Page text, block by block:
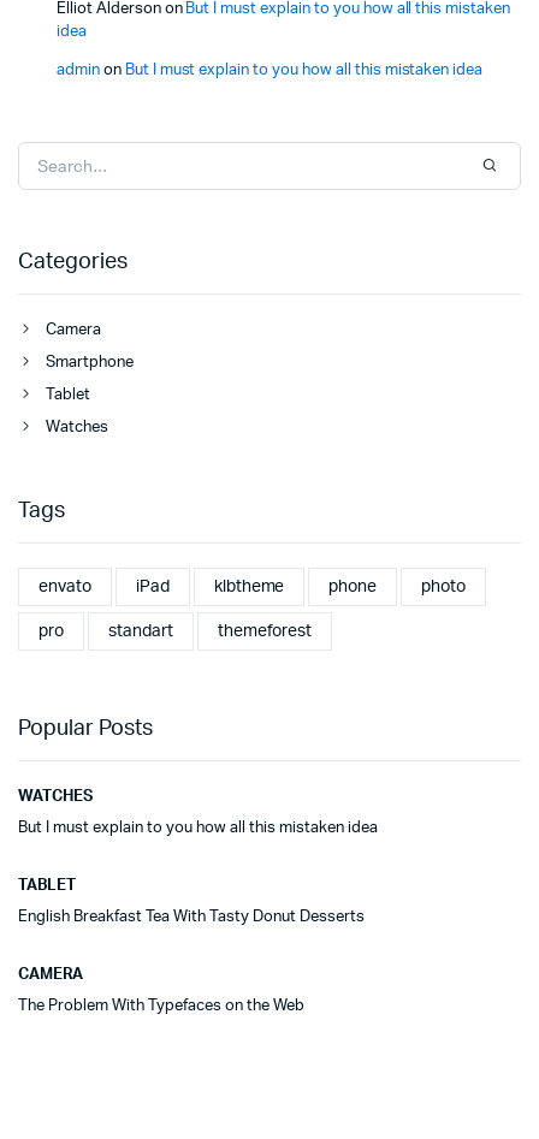
Elliot Aldersonon But I must explain to you how all this mistaken
idea
adminon But I must explain to you how all this mistaken idea
Categories
Camera
Smartphone
Tablet
Watches
Tags
envato iPad klbtheme phone photo
pro standart themeforest
Popular Posts
WATCHES
But I must explain to you how all this mistaken idea
TABLET
English Breakfast Tea With Tasty Donut Desserts
CAMERA
The Problem With Typefaces on the Web